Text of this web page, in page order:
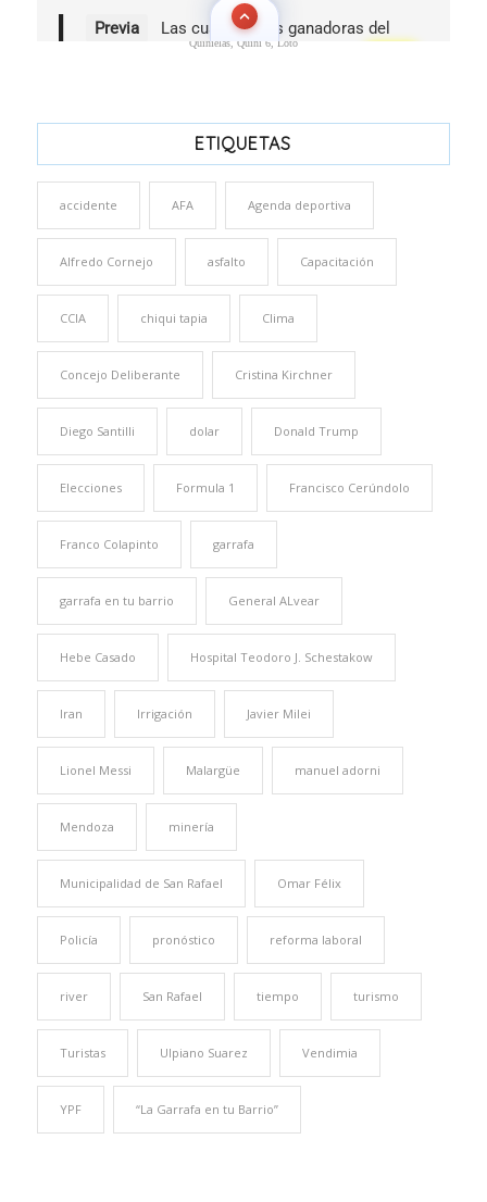
Quinielas, Quini 6, Loto
ETIQUETAS
accidente AFA Agenda deportiva
Alfredo Cornejo asfalto Capacitación
CCIA chiqui tapia Clima
Concejo Deliberante Cristina Kirchner
Diego Santilli dolar Donald Trump
Elecciones Formula 1 Francisco Cerúndolo
Franco Colapinto garrafa
garrafa en tu barrio General ALvear
Hebe Casado Hospital Teodoro J. Schestakow
Iran Irrigación Javier Milei
Lionel Messi Malargüe manuel adorni
Mendoza minería
Municipalidad de San Rafael Omar Félix
Policía pronóstico reforma laboral
river San Rafael tiempo turismo
Turistas Ulpiano Suarez Vendimia
YPF “La Garrafa en tu Barrio”